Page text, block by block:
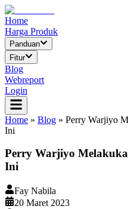
Home
Harga Produk
Panduan
Fitur
Blog
Webreport
Login
Home » Blog » Perry Warjiyo
Ini
Perry Warjiyo
Ini
Fay Nabila
20 Maret 2023